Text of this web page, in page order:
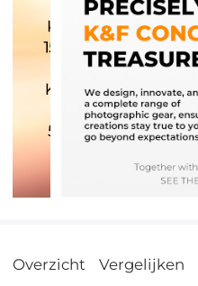
Overzicht Vergelijken